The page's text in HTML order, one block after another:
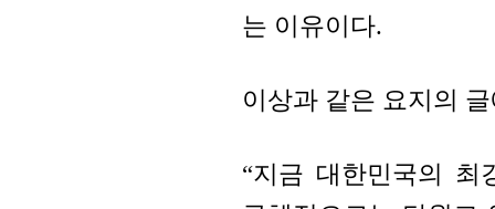
는 이유이다.
이상과 같은 요지의
“지금 대한민국의 최